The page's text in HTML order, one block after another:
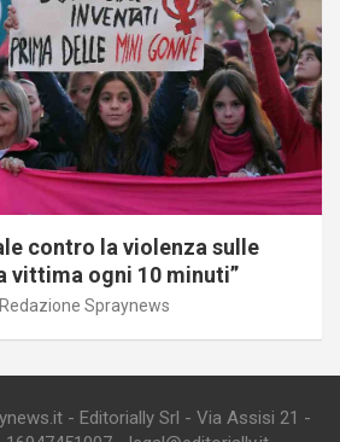
contro la violenza sulle
vittima ogni 10 minuti”
Redazione Spraynews
- Editorially Srl - Via Assisi 21 -